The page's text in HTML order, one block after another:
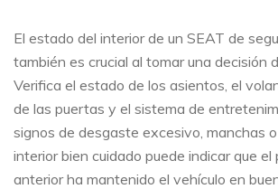
El estado del interior de un SEAT de
también es crucial al tomar una decisión
Verifica el estado de los asientos, el
de las puertas y el sistema de
signos de desgaste excesivo, manchas
interior bien cuidado puede indicar que el
anterior ha mantenido el vehículo en